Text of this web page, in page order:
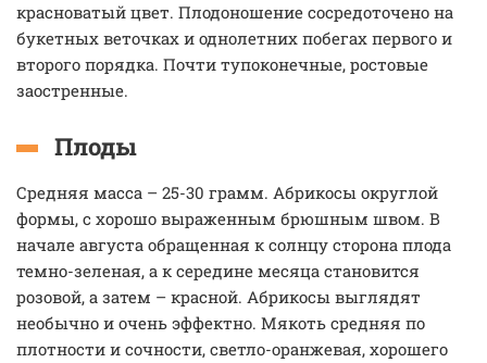
красноватый цвет. Плодоношение сосредоточено на
букетных веточках и однолетних побегах первого и
второго порядка. Почти тупоконечные, ростовые
заостренные.
Плоды
Средняя масса – 25-30 грамм. Абрикосы округлой
формы, с хорошо выраженным брюшным швом. В
начале августа обращенная к солнцу сторона плода
темно-зеленая, а к середине месяца становится
розовой, а затем – красной. Абрикосы выглядят
необычно и очень эффектно. Мякоть средняя по
плотности и сочности, светло-оранжевая, хорошего